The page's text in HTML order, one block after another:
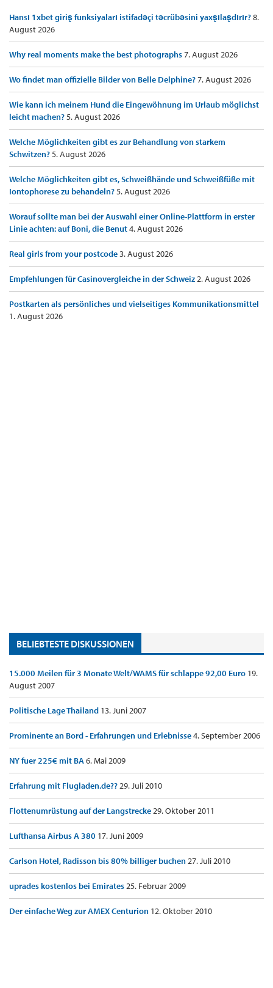
Hansı 1xbet giriş funksiyaları istifadəçi təcrübəsini yaxşılaşdırır?8.
August 2026
Why real moments make the best photographs7. August 2026
Wo findet man offizielle Bilder von Belle Delphine?7. August 2026
Wie kann ich meinem Hund die Eingewöhnung im Urlaub möglichst
leicht machen?5. August 2026
Welche Möglichkeiten gibt es zur Behandlung von starkem
Schwitzen?5. August 2026
Welche Möglichkeiten gibt es, Schweißhände und Schweißfüße mit
Iontophorese zu behandeln?5. August 2026
Worauf sollte man bei der Auswahl einer Online-Plattform in erster
Linie achten: auf Boni, die Benut4. August 2026
Real girls from your postcode3. August 2026
Empfehlungen für Casinovergleiche in der Schweiz2. August 2026
Postkarten als persönliches und vielseitiges Kommunikationsmittel
1. August 2026
BELIEBTESTE DISKUSSIONEN
15.000 Meilen für 3 Monate Welt/WAMS für schlappe 92,00 Euro 19.
August 2007
Politische Lage Thailand 13. Juni 2007
Prominente an Bord - Erfahrungen und Erlebnisse4. September 2006
NY fuer 225€ mit BA6. Mai 2009
Erfahrung mit Flugladen.de??29. Juli 2010
Flottenumrüstung auf der Langstrecke29. Oktober 2011
Lufthansa Airbus A 380 17. Juni 2009
Carlson Hotel, Radisson bis 80% billiger buchen27. Juli 2010
uprades kostenlos bei Emirates25. Februar 2009
Der einfache Weg zur AMEX Centurion 12. Oktober 2010